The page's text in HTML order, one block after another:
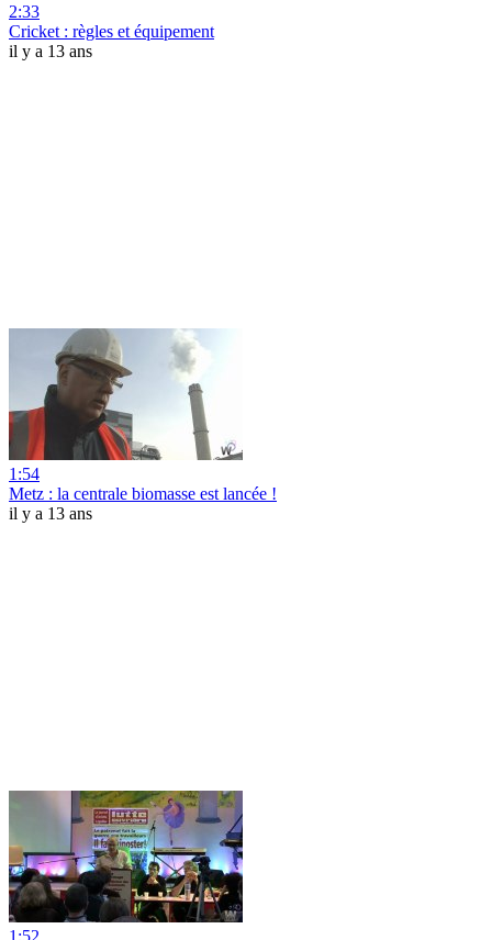
2:33
Cricket : règles et équipement
il y a 13 ans
1:54
Metz : la centrale biomasse est lancée !
il y a 13 ans
1:52